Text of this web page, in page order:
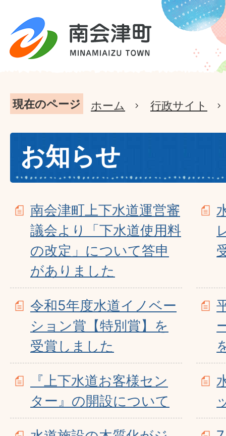
現在のページ ホーム 行政サイト
お知らせ
南会津町上下水道運営審
議会より「下水道使用料
の改定」について答申
がありました
令和5年度水道イノベー
ション賞【特別賞】を
受賞しました
『上下水道お客様セン
ター』の開設について